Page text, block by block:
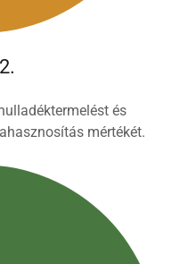
és
mértékét.